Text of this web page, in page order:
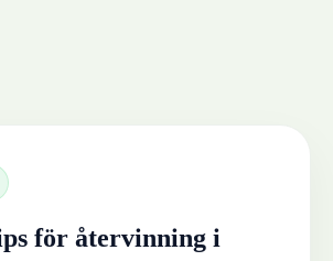
för återvinning i